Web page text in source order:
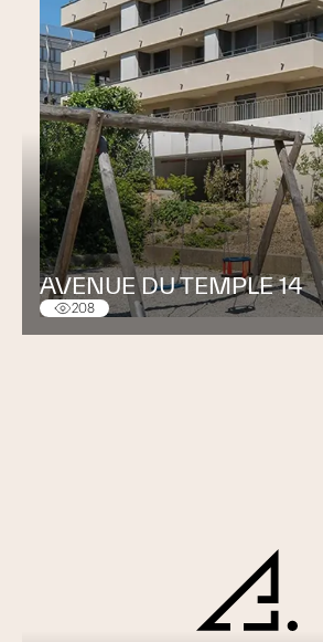
AVENUE DU TEMPLE 14
208